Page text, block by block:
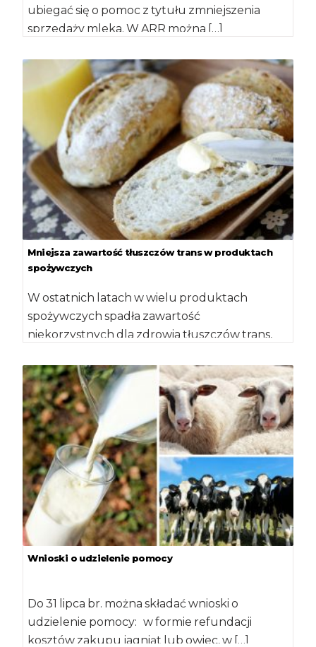
ubiegać się o pomoc z tytułu zmniejszenia
sprzedaży mleka. W ARR można […]
Mniejsza zawartość tłuszczów trans w produktach
spożywczych
W ostatnich latach w wielu produktach
spożywczych spadła zawartość
niekorzystnych dla zdrowia tłuszczów trans,
Wnioski o udzielenie pomocy
Do 31 lipca br. można składać wnioski o
udzielenie pomocy: w formie refundacji
kosztów zakupu jagniąt lub owiec, w […]